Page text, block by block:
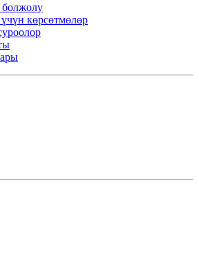
болжолу
көрсөтмөлөр